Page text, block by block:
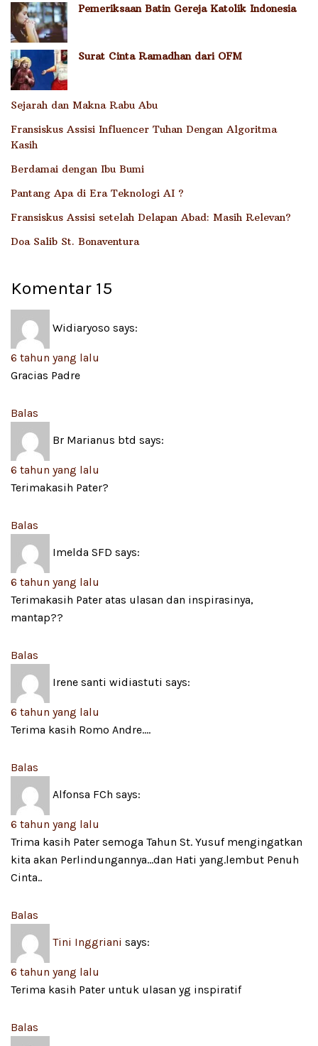
Pemeriksaan Batin Gereja Katolik Indonesia
Surat Cinta Ramadhan dari OFM
Sejarah dan Makna Rabu Abu
Fransiskus Assisi Influencer Tuhan Dengan Algoritma
Kasih
Berdamai dengan Ibu Bumi
Pantang Apa di Era Teknologi AI ?
Fransiskus Assisi setelah Delapan Abad: Masih Relevan?
Doa Salib St. Bonaventura
Komentar 15
Widiaryoso says:
6 tahun yang lalu
Gracias Padre
Balas
Br Marianus btd says:
6 tahun yang lalu
Terimakasih Pater?
Balas
Imelda SFD says:
6 tahun yang lalu
Terimakasih Pater atas ulasan dan inspirasinya,
mantap??
Balas
Irene santi widiastuti says:
6 tahun yang lalu
Terima kasih Romo Andre….
Balas
Alfonsa FCh says:
6 tahun yang lalu
Trima kasih Pater semoga Tahun St. Yusuf mengingatkan
kita akan Perlindungannya…dan Hati yang.lembut Penuh
Cinta..
Balas
Tini Inggriani says:
6 tahun yang lalu
Terima kasih Pater untuk ulasan yg inspiratif
Balas